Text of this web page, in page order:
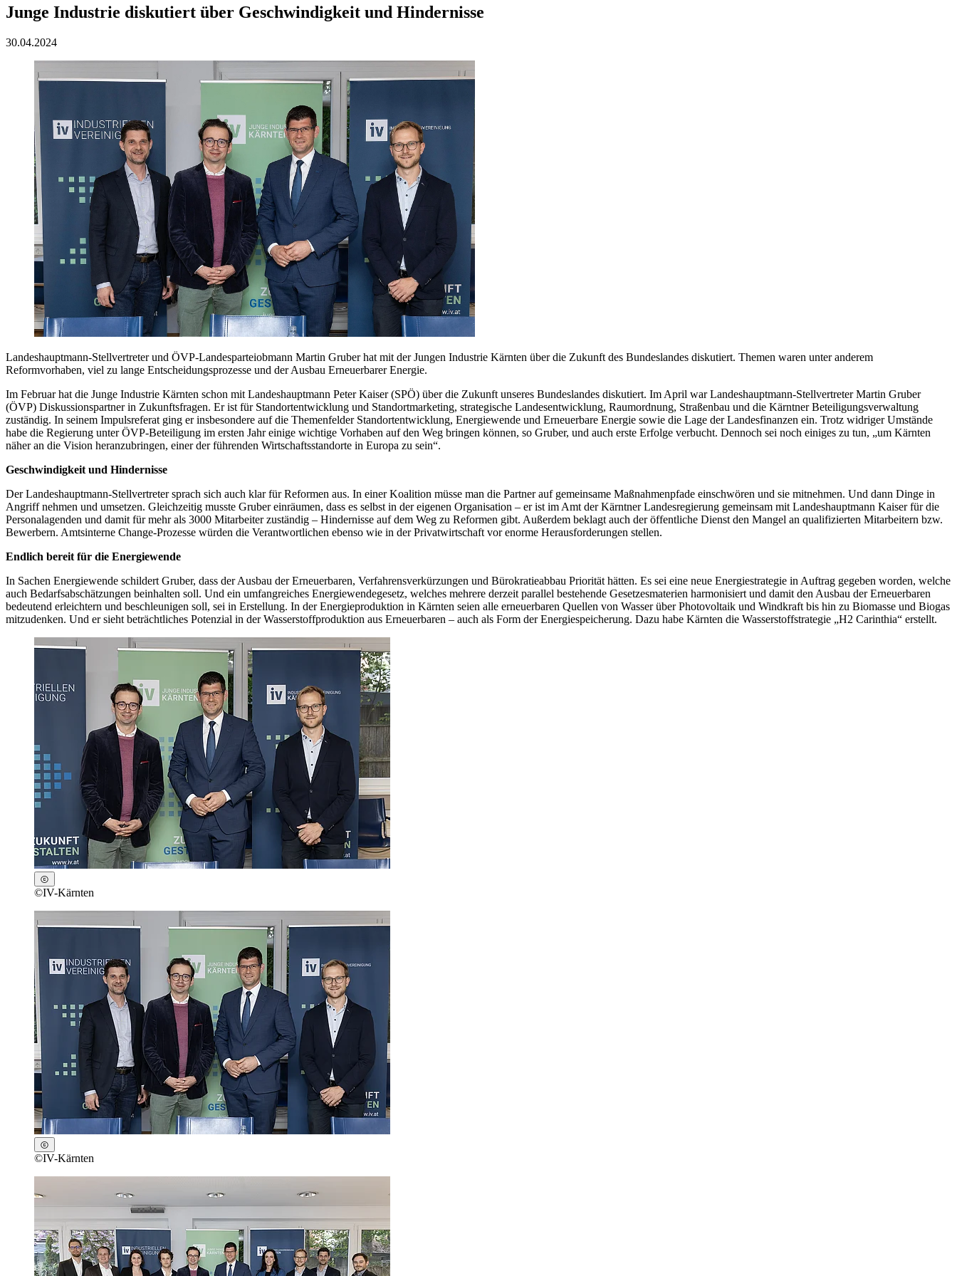
Junge Industrie diskutiert über Geschwindigkeit und Hindernisse
30.04.2024
Landeshauptmann-Stellvertreter und ÖVP-Landesparteiobmann Martin Gruber hat mit der Jungen Industrie Kärnten über die Zukunft des Bundeslandes diskutiert. Themen waren unter anderem
Reformvorhaben, viel zu lange Entscheidungsprozesse und der Ausbau Erneuerbarer Energie.
Im Februar hat die Junge Industrie Kärnten schon mit Landeshauptmann Peter Kaiser (SPÖ) über die Zukunft unseres Bundeslandes diskutiert. Im April war Landeshauptmann-Stellvertreter Martin Gruber
(ÖVP) Diskussionspartner in Zukunftsfragen. Er ist für Standortentwicklung und Standortmarketing, strategische Landesentwicklung, Raumordnung, Straßenbau und die Kärntner Beteiligungsverwaltung
zuständig. In seinem Impulsreferat ging er insbesondere auf die Themenfelder Standortentwicklung, Energiewende und Erneuerbare Energie sowie die Lage der Landesfinanzen ein. Trotz widriger Umstände
habe die Regierung unter ÖVP-Beteiligung im ersten Jahr einige wichtige Vorhaben auf den Weg bringen können, so Gruber, und auch erste Erfolge verbucht. Dennoch sei noch einiges zu tun, „um Kärnten
näher an die Vision heranzubringen, einer der führenden Wirtschaftsstandorte in Europa zu sein“.
Geschwindigkeit und Hindernisse
Der Landeshauptmann-Stellvertreter sprach sich auch klar für Reformen aus. In einer Koalition müsse man die Partner auf gemeinsame Maßnahmenpfade einschwören und sie mitnehmen. Und dann Dinge in
Angriff nehmen und umsetzen. Gleichzeitig musste Gruber einräumen, dass es selbst in der eigenen Organisation – er ist im Amt der Kärntner Landesregierung gemeinsam mit Landeshauptmann Kaiser für die
Personalagenden und damit für mehr als 3000 Mitarbeiter zuständig – Hindernisse auf dem Weg zu Reformen gibt. Außerdem beklagt auch der öffentliche Dienst den Mangel an qualifizierten Mitarbeitern bzw.
Bewerbern. Amtsinterne Change-Prozesse würden die Verantwortlichen ebenso wie in der Privatwirtschaft vor enorme Herausforderungen stellen.
Endlich bereit für die Energiewende
In Sachen Energiewende schildert Gruber, dass der Ausbau der Erneuerbaren, Verfahrensverkürzungen und Bürokratieabbau Priorität hätten. Es sei eine neue Energiestrategie in Auftrag gegeben worden, welche
auch Bedarfsabschätzungen beinhalten soll. Und ein umfangreiches Energiewendegesetz, welches mehrere derzeit parallel bestehende Gesetzesmaterien harmonisiert und damit den Ausbau der Erneuerbaren
bedeutend erleichtern und beschleunigen soll, sei in Erstellung. In der Energieproduktion in Kärnten seien alle erneuerbaren Quellen von Wasser über Photovoltaik und Windkraft bis hin zu Biomasse und Biogas
mitzudenken. Und er sieht beträchtliches Potenzial in der Wasserstoffproduktion aus Erneuerbaren – auch als Form der Energiespeicherung. Dazu habe Kärnten die Wasserstoffstrategie „H2 Carinthia“ erstellt.
©IV-Kärnten
©IV-Kärnten